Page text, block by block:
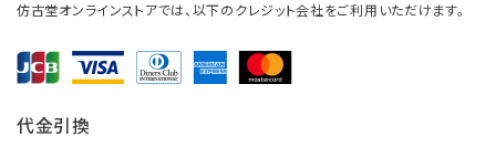
仿古堂オンラインストアでは、以下のクレジット会社をご利用いただけます。
代金引換